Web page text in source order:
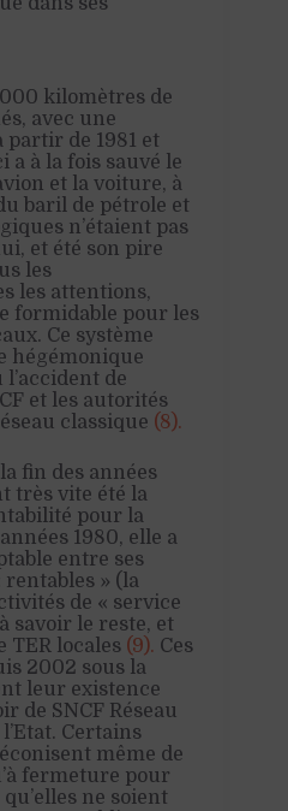
000 kilomètres de
avec une
de 1981 et
a à la fois sauvé le
et la voiture, à
baril de pétrole et
n’étaient pas
et été son pire
les
les attentions,
formidable pour les
Ce système
hégémonique
l’accident de
et les autorités
classique (8).
fin des années
très vite été la
pour la
1980, elle a
entre ses
» (la
de « service
savoir le reste, et
TER locales (9). Ces
2002 sous la
leur existence
de SNCF Réseau
Certains
même de
fermeture pour
ne soient